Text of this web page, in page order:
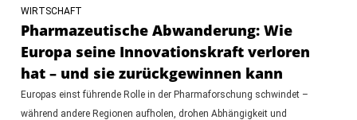
WIRTSCHAFT
Pharmazeutische Abwanderung: Wie
Europa seine Innovationskraft verloren
hat – und sie zurückgewinnen kann
Europas einst führende Rolle in der Pharmaforschung schwindet –
während andere Regionen aufholen, drohen Abhängigkeit und